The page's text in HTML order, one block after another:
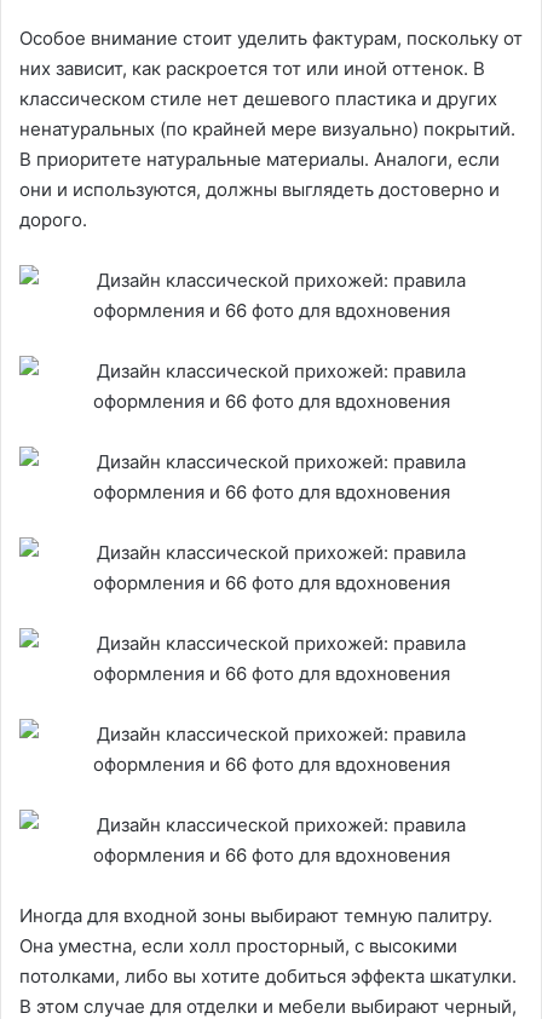
Особое внимание стоит уделить фактурам, поскольку от
них зависит, как раскроется тот или иной оттенок. В
классическом стиле нет дешевого пластика и других
ненатуральных (по крайней мере визуально) покрытий.
В приоритете натуральные материалы. Аналоги, если
они и используются, должны выглядеть достоверно и
дорого.
Иногда для входной зоны выбирают темную палитру.
Она уместна, если холл просторный, с высокими
потолками, либо вы хотите добиться эффекта шкатулки.
В этом случае для отделки и мебели выбирают черный,